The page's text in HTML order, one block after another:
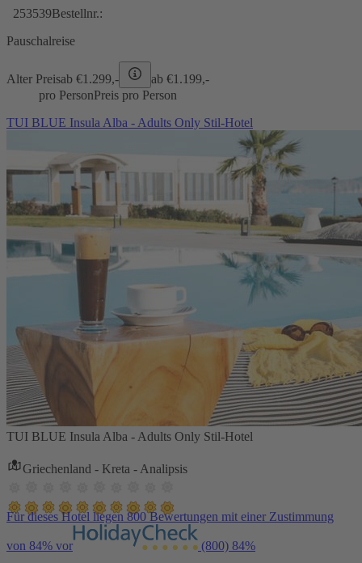
253539Bestellnr.:
Pauschalreise
Alter Preisab €1.299,- ab €1.199,-
pro PersonPreis pro Person
TUI BLUE Insula Alba - Adults Only Stil-Hotel
TUI BLUE Insula Alba - Adults Only Stil-Hotel
Griechenland - Kreta - Analipsis
Für dieses Hotel liegen 800 Bewertungen mit einer Zustimmung
von 84% vor (800) 84%